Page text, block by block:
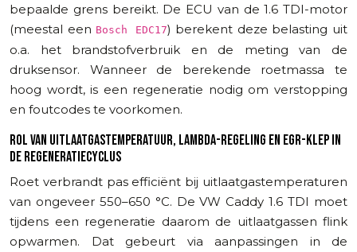
bepaalde grens bereikt. De ECU van de 1.6 TDI-motor
(meestal een Bosch EDC17) berekent deze belasting uit
o.a. het brandstofverbruik en de meting van de
druksensor. Wanneer de berekende roetmassa te
hoog wordt, is een regeneratie nodig om verstopping
en foutcodes te voorkomen.
ROL VAN UITLAATGASTEMPERATUUR, LAMBDA-REGELING EN EGR-KLEP IN
DE REGENERATIECYCLUS
Roet verbrandt pas efficiënt bij uitlaatgastemperaturen
van ongeveer 550–650 °C. De VW Caddy 1.6 TDI moet
tijdens een regeneratie daarom de uitlaatgassen flink
opwarmen. Dat gebeurt via aanpassingen in de